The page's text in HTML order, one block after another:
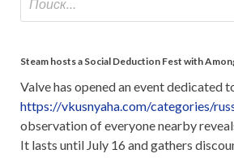
Steam hosts a Social Deduction Fest with
Valve has opened an event dedicated
https://vkusnyaha.com/categories/
observation of everyone nearby
It lasts until July 16 and gathers